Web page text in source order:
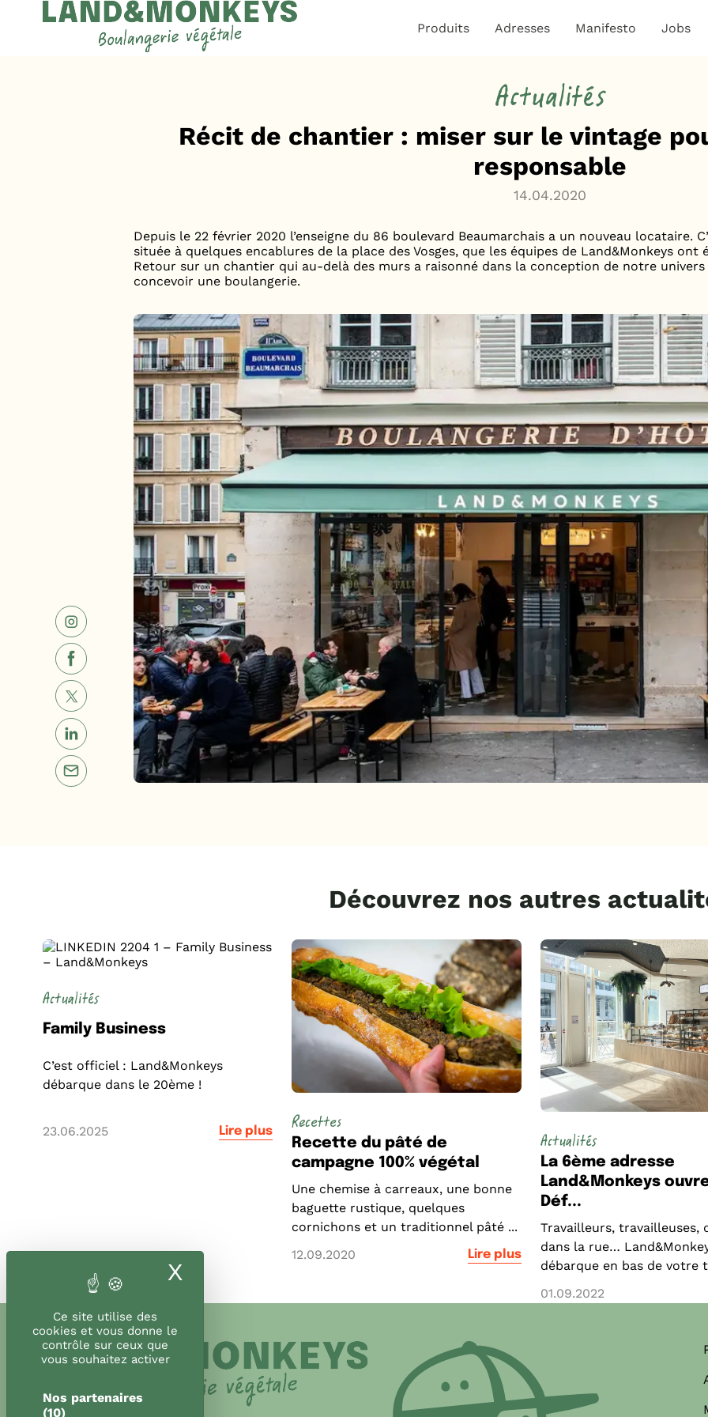
Panneau de gestion des cookies
Ce site utilise des
cookies et vous donne le
contrôle sur ceux que
vous souhaitez activer
Nos partenaires
(10)
X Masquer le bandeau des cookies
Produits Adresses Manifesto Jobs
Actualités
Récit de chantier : miser sur le vintage
responsable
14.04.2020
Depuis le 22 février 2020 l’enseigne du 86 boulevard Beaumarchais a un nouveau locataire.
située à quelques encablures de la place des Vosges, que les équipes de Land&Monkeys
Retour sur un chantier qui au-delà des murs a raisonné dans la conception de notre
concevoir une boulangerie.
Découvrez nos autres
Actualités
Family Business
C’est officiel : Land&Monkeys
débarque dans le 20ème !
23.06.2025 Lire plus Recettes
Recette du pâté de
campagne 100% végétal
Une chemise à carreaux, une bonne
baguette rustique, quelques
cornichons et un traditionnel pâté ...
12.09.2020
Lire plus
Actualités
La 6ème adresse
Land&Monkeys
Déf...
Travailleurs, travailleuses,
dans la rue…
débarque en bas de votre
01.09.2022